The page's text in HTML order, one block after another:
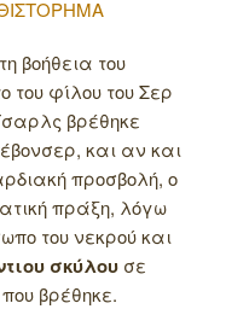
βοήθεια του
του φίλου του Σερ
βρέθηκε
και αν και
προσβολή, ο
πράξη, λόγω
του νεκρού και
σκύλου σε
βρέθηκε.